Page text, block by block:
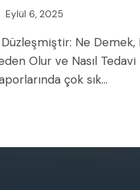
Eylül 6, 2025
Ne Demek,
Olur ve Nasıl Tedavi
çok sık…